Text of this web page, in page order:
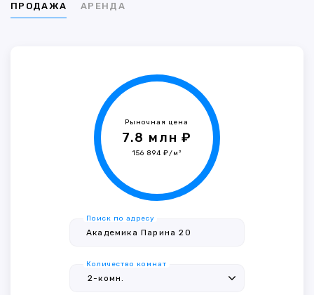
ПРОДАЖА АРЕНДА
Рыночная цена
7.8 млн ₽
156 894 ₽/м²
Поиск по адресу
Количество комнат